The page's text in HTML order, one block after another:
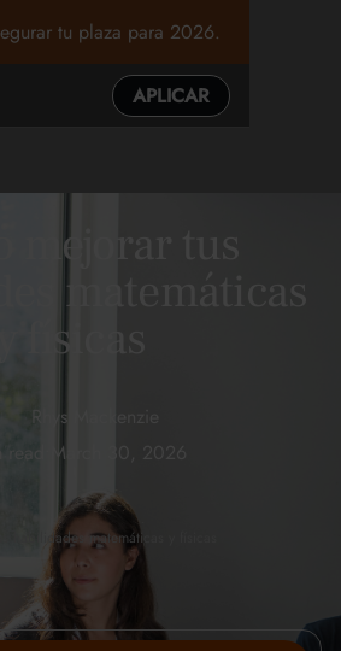
tu plaza para 2026.
APLICAR
mejorar tus
matemáticas
y físicas
Rhys Mackenzie
March 30, 2026
habilidades matemáticas y físicas